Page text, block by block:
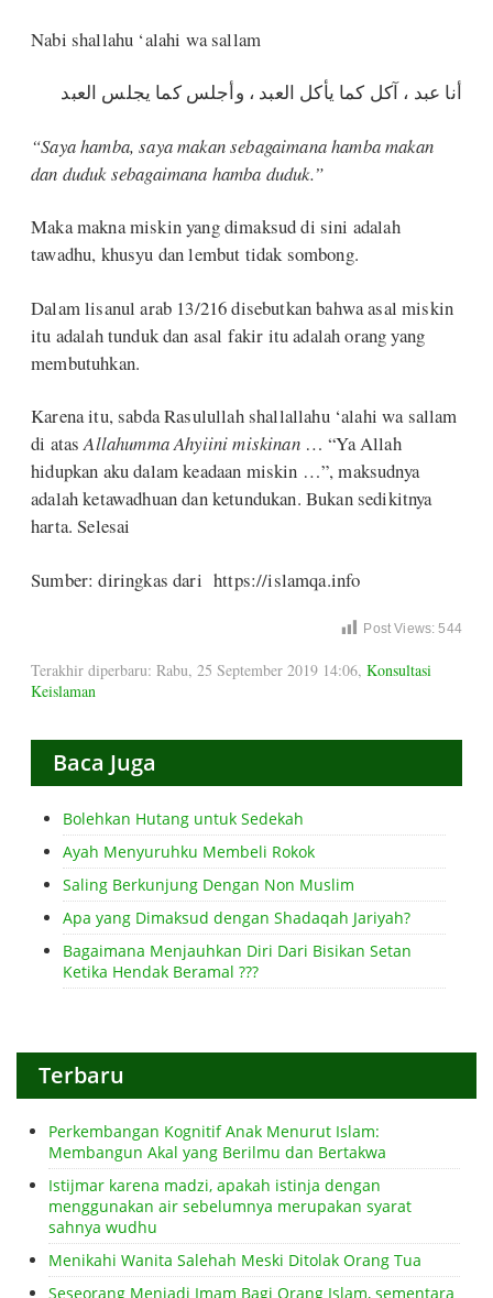
Nabi shallahu ‘alahi wa sallam
أنا عبد ، آكل كما يأكل العبد ، وأجلس كما يجلس العبد
“Saya hamba, saya makan sebagaimana hamba makan
dan duduk sebagaimana hamba duduk.”
Maka makna miskin yang dimaksud di sini adalah
tawadhu, khusyu dan lembut tidak sombong.
Dalam lisanul arab 13/216 disebutkan bahwa asal miskin
itu adalah tunduk dan asal fakir itu adalah orang yang
membutuhkan.
Karena itu, sabda Rasulullah shallallahu ‘alahi wa sallam
di atasAllahumma Ahyiini miskinan… “Ya Allah
hidupkan aku dalam keadaan miskin …”, maksudnya
adalah ketawadhuan dan ketundukan. Bukan sedikitnya
harta. Selesai
Sumber: diringkas dari https://islamqa.info
Post Views: 544
Terakhir diperbaru: Rabu, 25 September 2019 14:06, Konsultasi
Keislaman
Baca Juga
Bolehkan Hutang untuk Sedekah
Ayah Menyuruhku Membeli Rokok
Saling Berkunjung Dengan Non Muslim
Apa yang Dimaksud dengan Shadaqah Jariyah?
Bagaimana Menjauhkan Diri Dari Bisikan Setan
Ketika Hendak Beramal ???
Terbaru
Perkembangan Kognitif Anak Menurut Islam:
Membangun Akal yang Berilmu dan Bertakwa
Istijmar karena madzi, apakah istinja dengan
menggunakan air sebelumnya merupakan syarat
sahnya wudhu
Menikahi Wanita Salehah Meski Ditolak Orang Tua
Seseorang Menjadi Imam Bagi Orang Islam, sementara